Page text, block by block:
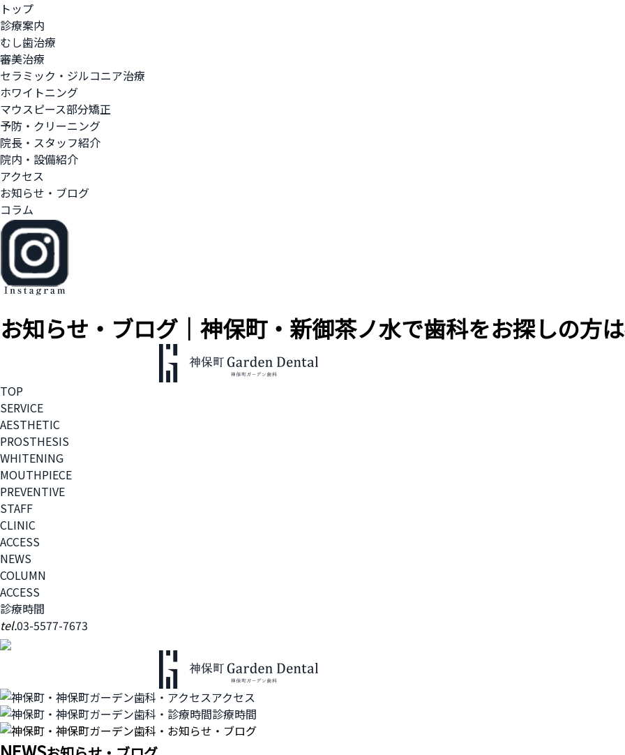
トップ
診療案内
むし歯治療
審美治療
セラミック・ジルコニア治療
ホワイトニング
マウスピース部分矯正
予防・クリーニング
院長・スタッフ紹介
院内・設備紹介
アクセス
お知らせ・ブログ
コラム
お知らせ・ブログ｜神保町・新御茶ノ水で歯科をお探しの方
TOP
SERVICE
AESTHETIC
PROSTHESIS
WHITENING
MOUTHPIECE
PREVENTIVE
STAFF
CLINIC
ACCESS
NEWS
COLUMN
ACCESS
診療時間
tel.03-5577-7673
アクセス
診療時間